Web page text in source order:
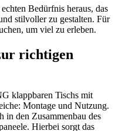
Bedürfnis heraus, das
stilvoller zu gestalten. Für
um viel zu erleben.
richtigen
klappbaren Tischs mit
Montage und Nutzung.
in den Zusammenbau des
Hierbei sorgt das